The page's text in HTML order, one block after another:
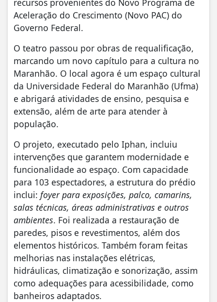
recursos provenientes do Novo Programa de
Aceleração do Crescimento (Novo PAC) do
Governo Federal.
O teatro passou por obras de requalificação,
marcando um novo capítulo para a cultura no
Maranhão. O local agora é um espaço cultural
da Universidade Federal do Maranhão (Ufma)
e abrigará atividades de ensino, pesquisa e
extensão, além de arte para atender à
população.
O projeto, executado pelo Iphan, incluiu
intervenções que garantem modernidade e
funcionalidade ao espaço. Com capacidade
para 103 espectadores, a estrutura do prédio
inclui: foyer para exposições, palco, camarins,
salas técnicas, áreas administrativas e outros
ambientes. Foi realizada a restauração de
paredes, pisos e revestimentos, além dos
elementos históricos. Também foram feitas
melhorias nas instalações elétricas,
hidráulicas, climatização e sonorização, assim
como adequações para acessibilidade, como
banheiros adaptados.